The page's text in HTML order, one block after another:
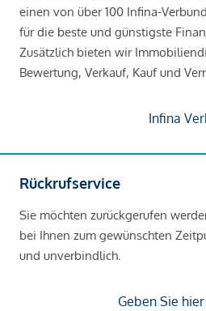
einen von über 100 Infina-
für die beste und günstigste
Zusätzlich bieten wir
Bewertung, Verkauf, Kauf und
Infina
Rückrufservice
Sie möchten zurückgerufen
bei Ihnen zum gewünschten
und unverbindlich.
Geben Sie